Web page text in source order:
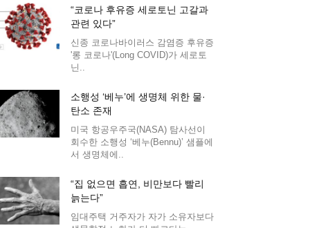
“코로나 후유증 세로토닌 고갈과
관련 있다”
신종 코로나바이러스 감염증 후유증
'롱 코로나'(Long COVID)가 세로토
닌..
소행성 ‘베누’에 생명체 위한 물·
탄소 존재
미국 항공우주국(NASA) 탐사선이
회수한 소행성 ‘베누(Bennu)’ 샘플에
서 생명체에..
“집 없으면 흡연, 비만보다 빨리
늙는다”
임대주택 거주자가 자가 소유자보다